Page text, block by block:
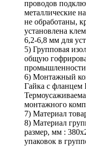
проводов
металлические
не обработаны,
установлена
6,2-6,8 мм для
5) Групповая
общую
6) Монтажный
Гайка с фланцем
монтажного
7) Материал
8) Материал
размер, мм :
упаковок в